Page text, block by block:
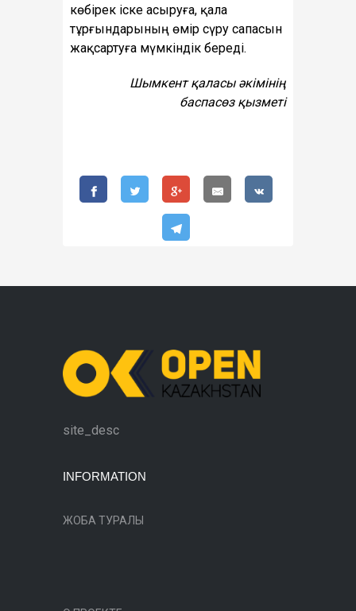
көбірек іске асыруға, қала
тұрғындарының өмір сүру сапасын
жақсартуға мүмкіндік береді.
Шымкент қаласы әкімінің
баспасөз қызметі
site_desc
INFORMATION
ЖОБА ТУРАЛЫ